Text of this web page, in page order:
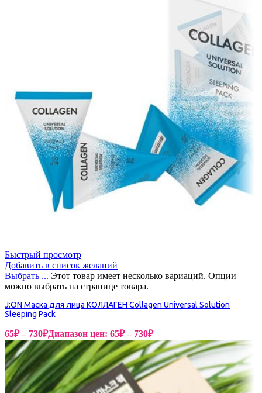
Быстрый просмотр
Добавить в список желаний
Выбрать ... Этот товар имеет несколько вариаций. Опции
можно выбрать на странице товара.
J:ON Маска для лица КОЛЛАГЕН Collagen Universal Solution
Sleeping Pack
65₽ – 730₽Диапазон цен: 65₽ – 730₽